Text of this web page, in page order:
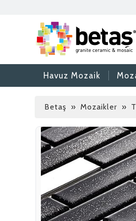
Havuz Mozaik
Betaş » Mozaikler »